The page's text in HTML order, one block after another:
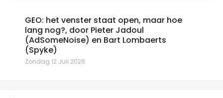
GEO: het venster staat open, maar hoe
lang nog?, door Pieter Jadoul
(AdSomeNoise) en Bart Lombaerts
(Spyke)
Zondag 12 Juli 2026